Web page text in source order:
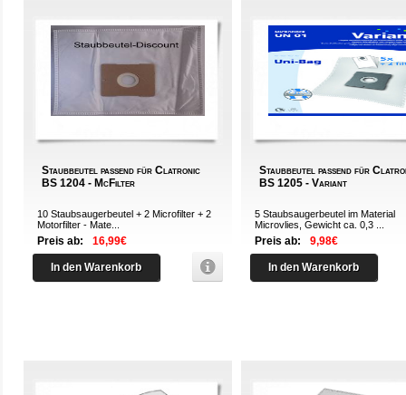
Staubbeutel passend für Clatronic
BS 1204 - McFilter
10 Staubsaugerbeutel + 2 Microfilter + 2
Motorfilter - Mate...
Preis ab: 16,99€
In den Warenkorb
Staubbeutel passend für
BS 1205 - Variant
5 Staubsaugerbeutel im Material
Microvlies, Gewicht ca. 0,3 ...
Preis ab: 9,98€
In den Warenkorb